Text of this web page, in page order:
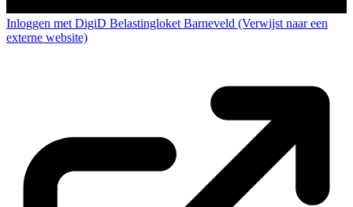
Inloggen met DigiD Belastingloket Barneveld (Verwijst naar een
externe website)